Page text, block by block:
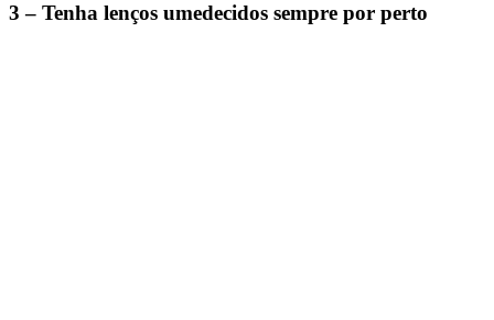
3 – Tenha lenços umedecidos sempre por perto